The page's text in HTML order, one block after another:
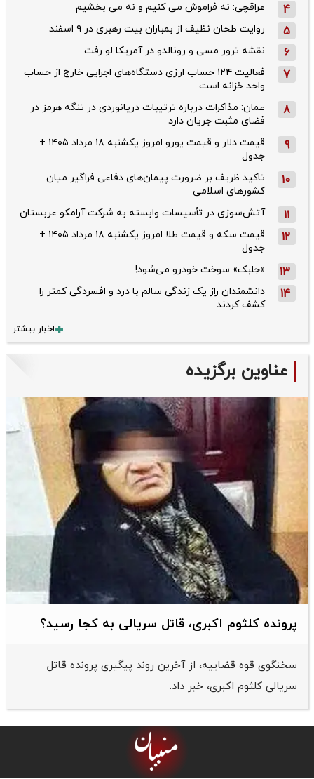
4 عراقچی: نه فراموش می کنیم و نه می بخشیم
5 روایت طحان‌ نظیف از بمباران بیت رهبری در ۹ اسفند
6 نقشه ترور مسی و رونالدو در آمریکا لو رفت
7
فعالیت ۱۲۴ حساب ارزی دستگاه‌های اجرایی خارج از حساب
واحد خزانه است
8
عمان: مذاکرات درباره ترتیبات دریانوردی در تنگه هرمز در
فضای مثبت جریان دارد
9
قیمت دلار و قیمت یورو امروز یکشنبه ۱۸ مرداد ۱۴۰۵ +
جدول
10
تاکید ظریف بر ضرورت پیمان‌های دفاعی فراگیر میان
کشورهای اسلامی
11 آتش‌سوزی در تأسیسات وابسته به شرکت آرامکو عربستان
12
قیمت سکه و قیمت طلا امروز یکشنبه ۱۸ مرداد ۱۴۰۵ +
جدول
13 «جلبک» سوخت خودرو می‌شود!
14
دانشمندان راز یک زندگی سالم با درد و افسردگی کمتر را
کشف کردند
اخبار بیشتر
عناوین برگزیده
پرونده کلثوم اکبری، قاتل سریالی به کجا رسید؟
سخنگوی قوه قضاییه، از آخرین روند پیگیری پرونده قاتل
سریالی کلثوم اکبری، خبر داد.